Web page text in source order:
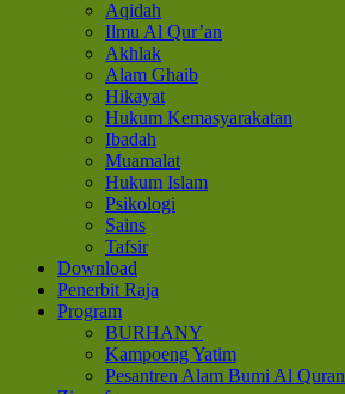
Aqidah
Ilmu Al Qur’an
Akhlak
Alam Ghaib
Hikayat
Hukum Kemasyarakatan
Ibadah
Muamalat
Hukum Islam
Psikologi
Sains
Tafsir
Download
Penerbit Raja
Program
BURHANY
Kampoeng Yatim
Pesantren Alam Bumi Al Quran